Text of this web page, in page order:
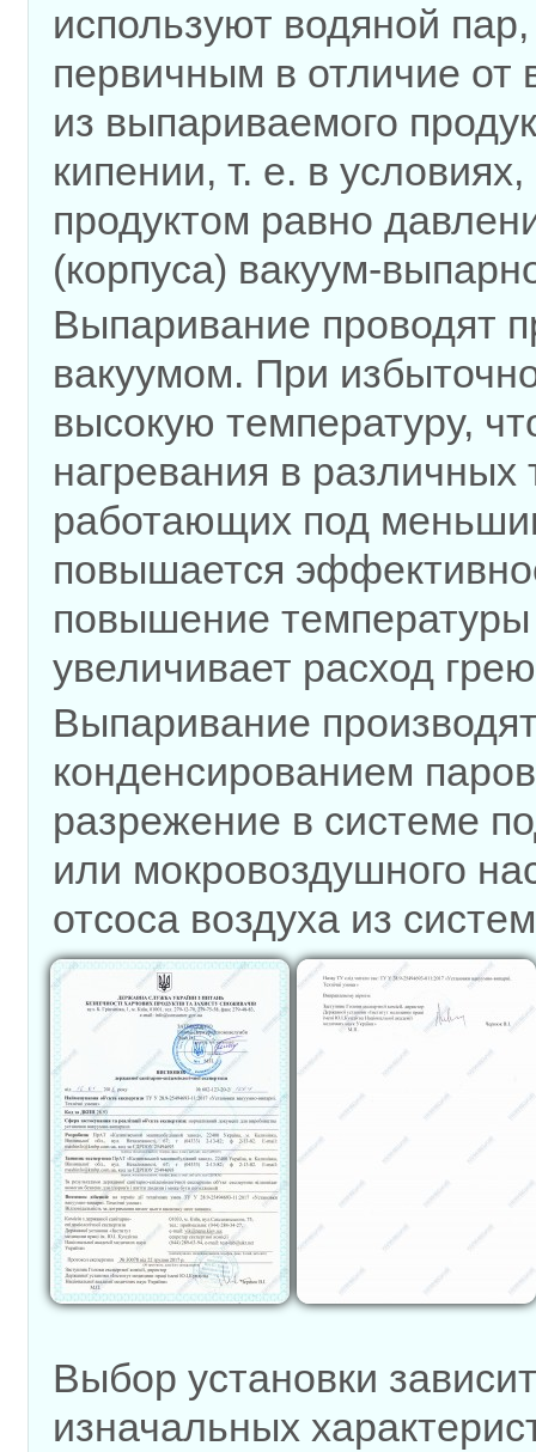
используют водяной
первичным в от­личие от
из выпариваемого
кипении, т. е. в
продуктом равно
(корпуса) вакуум-
Выпаривание проводят
вакуумом. При
высокую температуру,
нагревания в различных
работающих под
повышается
повышение
увеличивает расход гре
Выпаривание
конденсированием
разрежение в системе
или мокровоздушного
отсоса воздуха из
Выбор установки
изначальных